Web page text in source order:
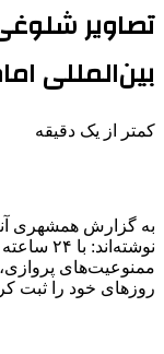
تصاویر
بین‌المللی
کمتر از یک دقیقه
به گزارش همشهری
ممنوعیت‌های
روزهای خود را ثبت